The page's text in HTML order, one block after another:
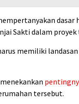
dasar
Sakti dalam
memiliki
tersebut.